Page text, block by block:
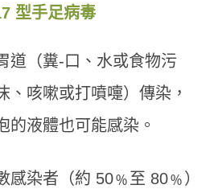
型手足病毒
道（糞-口、水或食物污
、咳嗽或打噴嚏）傳染，
的液體也可能感染。
感染者（約 50﹪至 80﹪）